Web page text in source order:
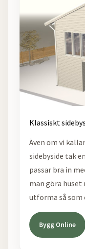
Klassiskt
Även om vi
sidebyside tak
passar bra in
man göra
utforma så som
Bygg Online